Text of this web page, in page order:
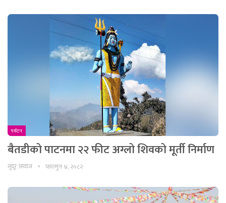
पर्यटन
बैतडीको पाटनमा २२ फीट अग्लो शिवको मूर्ती निर्माण
सुदूर आवाज फाल्गुन ४, २०८२